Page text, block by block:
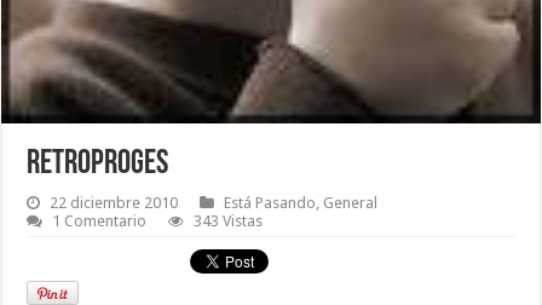
Retroproges
22 diciembre 2010 Está Pasando General
1 Comentario
343 Vistas